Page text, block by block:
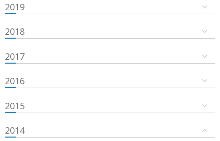
2019
2018
2017
2016
2015
2014